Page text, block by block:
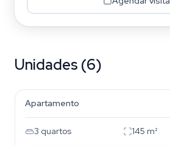
Unidades (6)
Petrópolis
Apartamento
3 quartos 145 m²